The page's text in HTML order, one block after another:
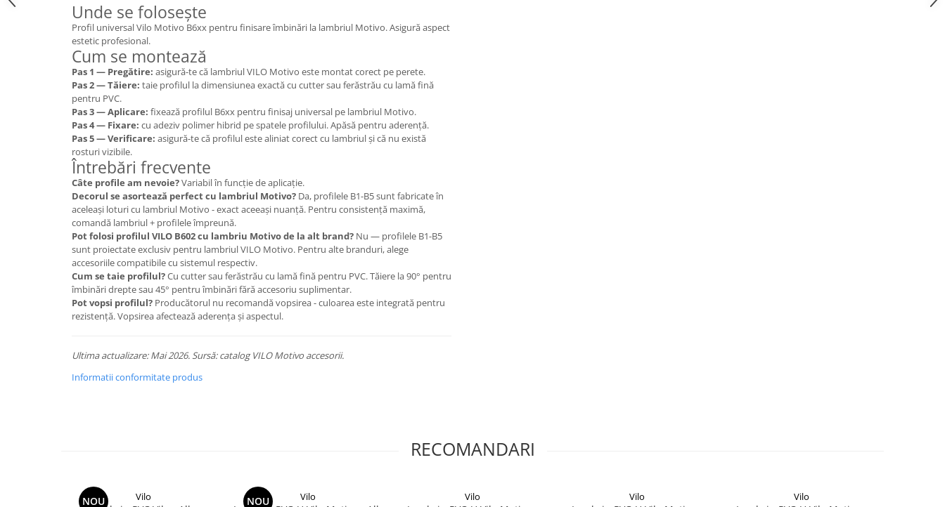
Unde se folosește
Profil universal Vilo Motivo B6xx pentru finisare îmbinări la lambriul Motivo. Asigură aspect
estetic profesional.
Cum se montează
Pas 1 — Pregătire: asigură-te că lambriul VILO Motivo este montat corect pe perete.
Pas 2 — Tăiere: taie profilul la dimensiunea exactă cu cutter sau ferăstrău cu lamă fină
pentru PVC.
Pas 3 — Aplicare: fixează profilul B6xx pentru finisaj universal pe lambriul Motivo.
Pas 4 — Fixare: cu adeziv polimer hibrid pe spatele profilului. Apăsă pentru aderență.
Pas 5 — Verificare: asigură-te că profilul este aliniat corect cu lambriul și că nu există
rosturi vizibile.
Întrebări frecvente
Câte profile am nevoie?Variabil în funcție de aplicație.
Decorul se asortează perfect cu lambriul Motivo? Da, profilele B1-B5 sunt fabricate în
aceleași loturi cu lambriul Motivo - exact aceeași nuanță. Pentru consistență maximă,
comandă lambriul + profilele împreună.
Pot folosi profilul VILO B602 cu lambriu Motivo de la alt brand? Nu — profilele B1-B5
sunt proiectate exclusiv pentru lambriul VILO Motivo. Pentru alte branduri, alege
accesoriile compatibile cu sistemul respectiv.
Cum se taie profilul?Cu cutter sau ferăstrău cu lamă fină pentru PVC. Tăiere la 90° pentru
îmbinări drepte sau 45° pentru îmbinări fără accesoriu suplimentar.
Pot vopsi profilul? Producătorul nu recomandă vopsirea - culoarea este integrată pentru
rezistență. Vopsirea afectează aderența și aspectul.
Ultima actualizare: Mai 2026. Sursă: catalog VILO Motivo accesorii.
Informatii conformitate produs
RECOMANDARI
NOU Vilo NOU Vilo Vilo Vilo Vilo